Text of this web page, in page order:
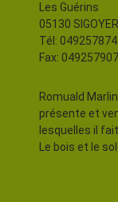
Les Guérins
05130 SIGOYER
Tél:
Fax:
Romuald
présente et
lesquelles il
Le bois et le